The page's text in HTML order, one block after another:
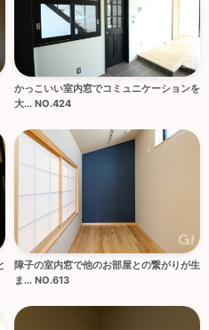
かっこいい室内窓でコミュニケーションを
大... NO.424
障子の室内窓で他のお部屋との繋がりが生
ま... NO.613